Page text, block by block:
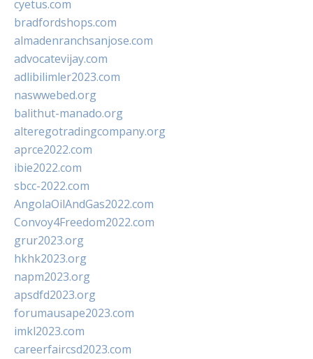
cyetus.com
bradfordshops.com
almadenranchsanjose.com
advocatevijay.com
adlibilimler2023.com
naswwebed.org
balithut-manado.org
alteregotradingcompany.org
aprce2022.com
ibie2022.com
sbcc-2022.com
AngolaOilAndGas2022.com
Convoy4Freedom2022.com
grur2023.org
hkhk2023.org
napm2023.org
apsdfd2023.org
forumausape2023.com
imkl2023.com
careerfaircsd2023.com